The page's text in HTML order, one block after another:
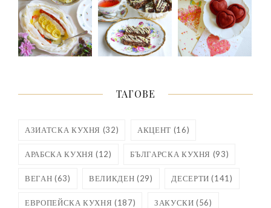
ТАГОВЕ
АЗИАТСКА КУХНЯ (32) АКЦЕНТ (16)
АРАБСКА КУХНЯ (12) БЪЛГАРСКА КУХНЯ (93)
ВЕГАН (63) ВЕЛИКДЕН (29) ДЕСЕРТИ (141)
ЕВРОПЕЙСКА КУХНЯ (187) ЗАКУСКИ (56)